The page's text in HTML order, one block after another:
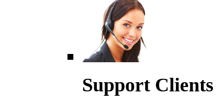
Support Clients